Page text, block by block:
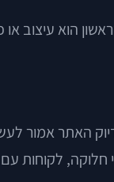
הוא עיצוב או
האתר אמור
חלוקה, לקוחות